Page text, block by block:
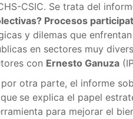
CSIC. Se trata del
Procesos
y dilemas que
en sectores muy
con Ernesto Ganuza
por otra parte, el informe
se explica el papel
para mejorar el